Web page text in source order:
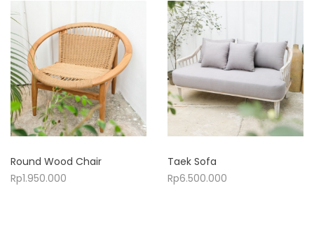
Round Wood Chair
Rp1.950.000
Taek Sofa
Rp6.500.000